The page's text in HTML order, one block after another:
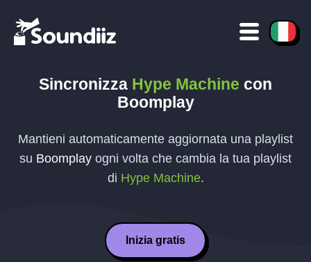
Sincronizza Hype Machine con
Boomplay
Mantieni automaticamente aggiornata una playlist
su Boomplay ogni volta che cambia la tua playlist
di Hype Machine.
Inizia gratis